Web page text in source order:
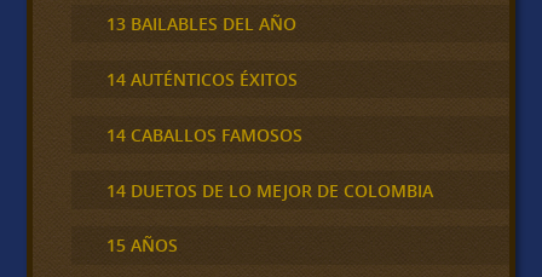
13 BAILABLES DEL AÑO
14 AUTÉNTICOS ÉXITOS
14 CABALLOS FAMOSOS
14 DUETOS DE LO MEJOR DE COLOMBIA
15 AÑOS